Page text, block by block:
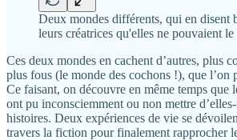
Deux mondes différents, qui en disent
leurs créatrices qu'elles ne pouvaient le
Ces deux mondes en cachent d’autres, plus
plus fous (le monde des cochons !), que l’on
Ce faisant, on découvre en même temps que
ont pu inconsciemment ou non mettre
histoires. Deux expériences de vie se
travers la fiction pour finalement rapprocher